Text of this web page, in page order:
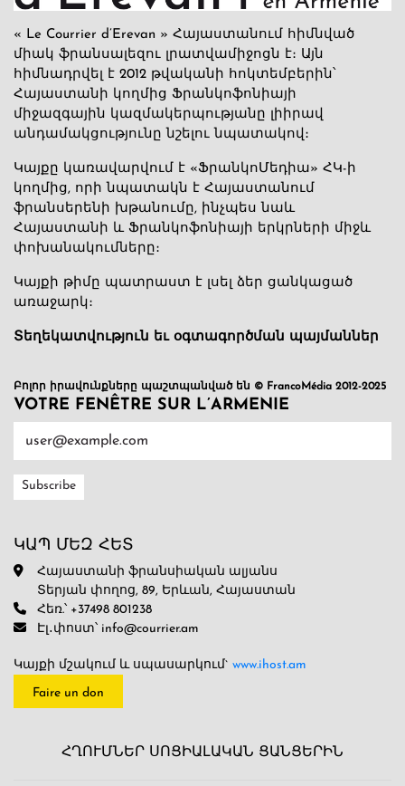
« Le Courrier d’Erevan » Հայաստանում հիմնված
միակ ֆրանսալեզու լրատվամիջոցն է։ Այն
հիմնադրվել է 2012 թվականի հոկտեմբերին՝
Հայաստանի կողմից Ֆրանկոֆոնիայի
միջազգային կազմակերպությանը լիիրավ
անդամակցությունը նշելու նպատակով։
Կայքը կառավարվում է «ՖրանկոՄեդիա» ՀԿ-ի
կողմից, որի նպատակն է Հայաստանում
ֆրանսերենի խթանումը, ինչպես նաև
Հայաստանի և Ֆրանկոֆոնիայի երկրների միջև
փոխանակումները։
Կայքի թիմը պատրաստ է լսել ձեր ցանկացած
առաջարկ։
Տեղեկատվություն եւ օգտագործման պայմաններ
Բոլոր իրավունքները պաշտպանված են © FrancoMédia 2012-2025
VOTRE FENÊTRE SUR L’ARMENIE
ԿԱՊ ՄԵԶ ՀԵՏ
Հայաստանի ֆրանսիական ալյանս
Տերյան փողոց, 89, Երևան, Հայաստան
Հեռ.՝ +37498 801238
Էլ․փոստ՝ info@courrier.am
Կայքի մշակում և սպասարկում` www.ihost.am
Faire un don
ՀՂՈՒՄՆԵՐ ՍՈՑԻԱԼԱԿԱՆ ՑԱՆՑԵՐԻՆ